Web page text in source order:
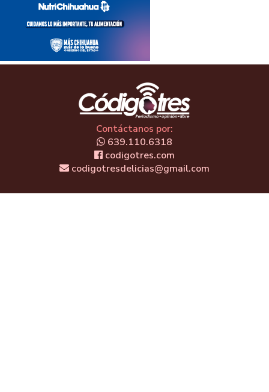
Contáctanos por:
639.110.6318
codigotres.com
codigotresdelicias@gmail.com